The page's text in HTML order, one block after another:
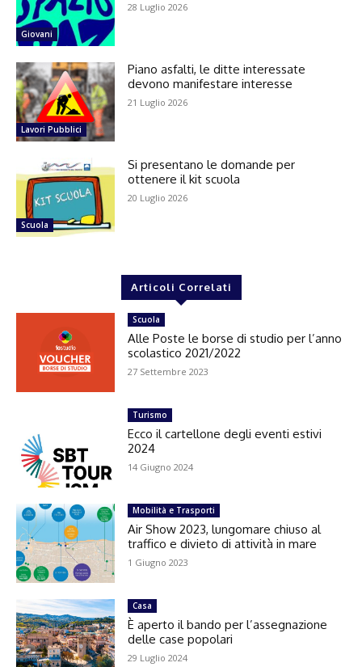
Giovani
28 Luglio 2026
Lavori Pubblici
Piano asfalti, le ditte interessate
devono manifestare interesse
21 Luglio 2026
Scuola
Si presentano le domande per
ottenere il kit scuola
20 Luglio 2026
Articoli Correlati
Scuola
Alle Poste le borse di studio per l’anno
scolastico 2021/2022
27 Settembre 2023
Turismo
Ecco il cartellone degli eventi estivi
2024
14 Giugno 2024
Mobilità e Trasporti
Air Show 2023, lungomare chiuso al
traffico e divieto di attività in mare
1 Giugno 2023
Casa
È aperto il bando per l’assegnazione
delle case popolari
29 Luglio 2024